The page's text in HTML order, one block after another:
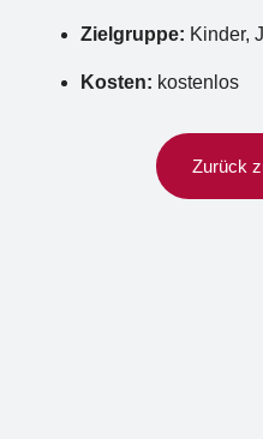
Zielgruppe: Kinder,
Kosten: kostenlos
Zurück